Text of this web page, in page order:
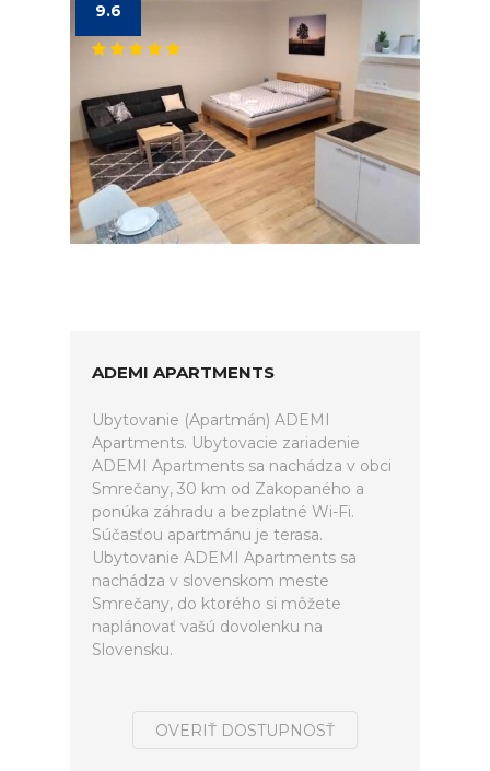
9.6
ADEMI APARTMENTS
Ubytovanie (Apartmán) ADEMI
Apartments. Ubytovacie zariadenie
ADEMI Apartments sa nachádza v obci
Smrečany, 30 km od Zakopaného a
ponúka záhradu a bezplatné Wi-Fi.
Súčasťou apartmánu je terasa.
Ubytovanie ADEMI Apartments sa
nachádza v slovenskom meste
Smrečany, do ktorého si môžete
naplánovať vašú dovolenku na
Slovensku.
OVERIŤ DOSTUPNOSŤ